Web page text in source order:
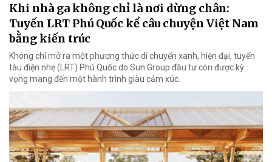
Khi nhà ga không chỉ là nơi dừng chân:
Tuyến LRT Phú Quốc kể câu chuyện Việt Nam
bằng kiến trúc
Không chỉ mở ra một phương thức di chuyển xanh, hiện đại, tuyến
tàu điện nhẹ (LRT) Phú Quốc do Sun Group đầu tư còn được kỳ
vọng mang đến một hành trình giàu cảm xúc.